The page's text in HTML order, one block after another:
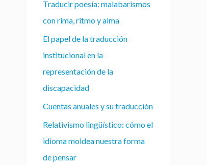
Traducir poesía: malabarismos
con rima, ritmo y alma
El papel de la traducción
institucional en la
representación de la
discapacidad
Cuentas anuales y su traducción
Relativismo lingüístico: cómo el
idioma moldea nuestra forma
de pensar